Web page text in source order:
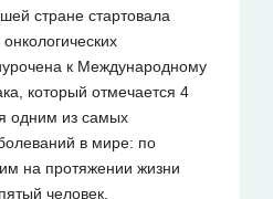
стране стартовала
к Международному
который отмечается 4
одним из самых
в мире: по
на протяжении жизни
человек.